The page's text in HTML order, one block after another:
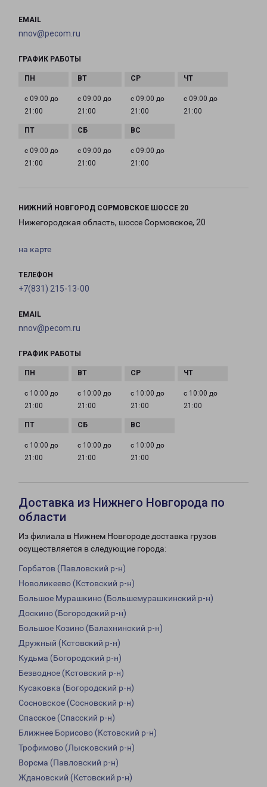
EMAIL
nnov@pecom.ru
ГРАФИК РАБОТЫ
с 09:00 до
21:00
с 09:00 до
21:00
с 09:00 до
21:00
с 09:00 до
21:00
с 09:00 до
21:00
с 09:00 до
21:00
с 09:00 до
21:00
НИЖНИЙ НОВГОРОД СОРМОВСКОЕ ШОССЕ 20
Нижегородская область, шоссе Сормовское, 20
на карте
ТЕЛЕФОН
+7(831) 215-13-00
EMAIL
nnov@pecom.ru
ГРАФИК РАБОТЫ
с 10:00 до
21:00
с 10:00 до
21:00
с 10:00 до
21:00
с 10:00 до
21:00
с 10:00 до
21:00
с 10:00 до
21:00
с 10:00 до
21:00
Доставка из Нижнего Новгорода по
области
Из филиала в Нижнем Новгороде доставка грузов
осуществляется в следующие города:
Горбатов (Павловский р-н)
Новоликеево (Кстовский р-н)
Большое Мурашкино (Большемурашкинский р-н)
Доскино (Богородский р-н)
Большое Козино (Балахнинский р-н)
Дружный (Кстовский р-н)
Кудьма (Богородский р-н)
Безводное (Кстовский р-н)
Кусаковка (Богородский р-н)
Сосновское (Сосновский р-н)
Спасское (Спасский р-н)
Ближнее Борисово (Кстовский р-н)
Трофимово (Лысковский р-н)
Ворсма (Павловский р-н)
Ждановский (Кстовский р-н)